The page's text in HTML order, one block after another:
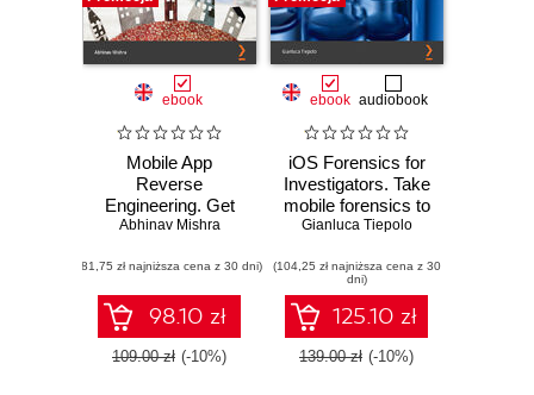
ebook
Mobile App
Reverse
Engineering. Get
started with
analyzing, and
exploring the
internals of Android
and iOS apps
Abhinav Mishra
(81,75 zł najniższa cena z 30 dni)
98.10 zł
109.00 zł (-10%)
ebook audiobook
iOS Forensics for
Investigators. Take
mobile forensics to
the next level by
extracting, and
reporting sensitive
evidence
Gianluca Tiepolo
(104,25 zł najniższa cena z 30
dni)
125.10 zł
139.00 zł (-10%)